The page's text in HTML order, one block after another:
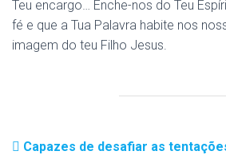
Teu encargo… Enche-nos do Teu
fé e que a Tua Palavra habite nos
imagem do teu Filho Jesus.
Capazes de desafiar as